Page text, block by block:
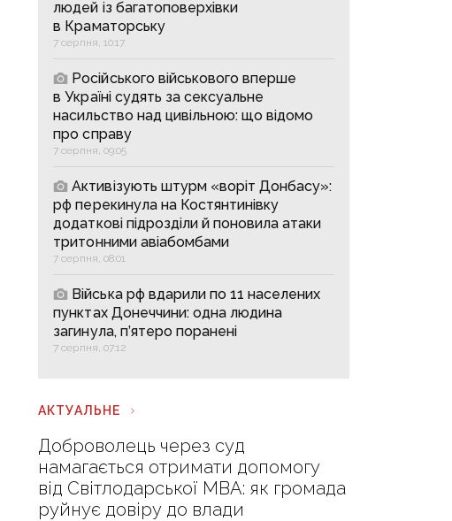
людей із багатоповерхівки
в Краматорську
7 серпня, 10:17
Російського військового вперше
в Україні судять за сексуальне
насильство над цивільною: що відомо
про справу
7 серпня, 09:05
Активізують штурм «воріт Донбасу»:
рф перекинула на Костянтинівку
додаткові підрозділи й поновила атаки
тритонними авіабомбами
7 серпня, 08:01
Війська рф вдарили по 11 населених
пунктах Донеччини: одна людина
загинула, п’ятеро поранені
7 серпня, 07:12
АКТУАЛЬНЕ
Доброволець через суд
намагається отримати допомогу
від Світлодарської МВА: як громада
руйнує довіру до влади